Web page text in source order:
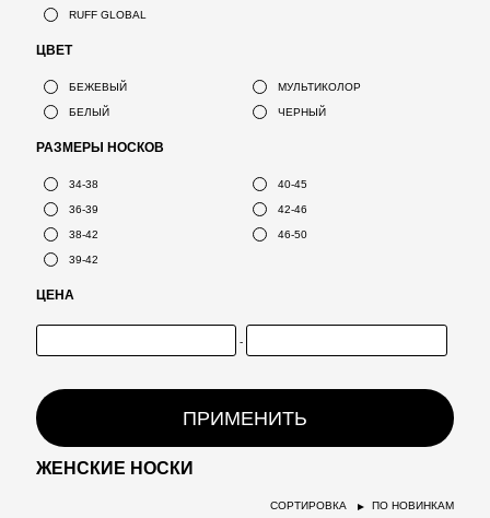
RUFF GLOBAL
ЦВЕТ
БЕЖЕВЫЙ
БЕЛЫЙ
МУЛЬТИКОЛОР
ЧЕРНЫЙ
РАЗМЕРЫ НОСКОВ
34-38
36-39
38-42
39-42
40-45
42-46
46-50
ЦЕНА
-
ПРИМЕНИТЬ
ЖЕНСКИЕ НОСКИ
СОРТИРОВКА ПО НОВИНКАМ